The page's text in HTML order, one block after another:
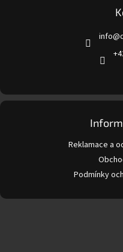
info@
Reklamace a
Podmínky